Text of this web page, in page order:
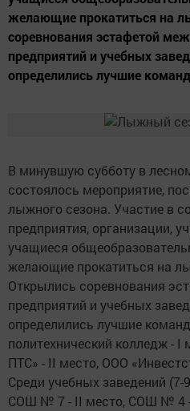
желающие прокатиться на
соревнования эстафетой
предприятий и учебных
определились лучшие
В минувшую субботу в
состоялось мероприятие,
лыжного сезона. Участие в
предприятия, организации,
учащиеся
желающие прокатиться на
Открылись соревнования
предприятий и учебных
определились лучшие
политехнический колледж -
ПТС» - II место, ООО
Среди учебных заведений
СОШ № 7 - II место, СОШ № 4 -